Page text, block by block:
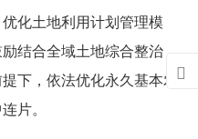
化土地利用计划管理模
结合全域土地综合整治，
下，依法优化永久基本农
片。
